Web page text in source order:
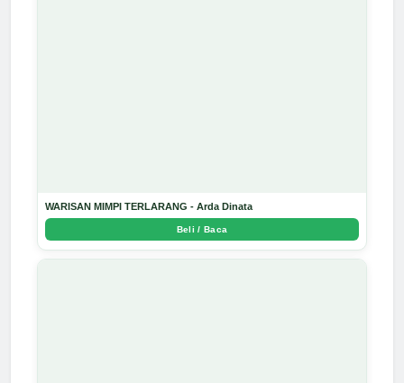
WARISAN MIMPI TERLARANG - Arda Dinata
Beli / Baca